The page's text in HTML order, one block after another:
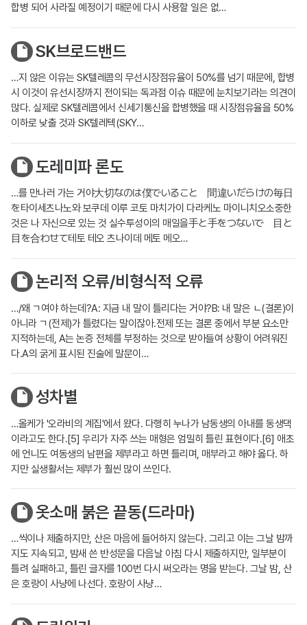
합병 되어 사라질 예정이기 때문에 다시 사용할 일은 없…
SK브로드밴드
…지 않은 이유는 SK텔레콤의 무선시장점유율이 50%를 넘기 때문에, 합병
시 이것이 유선시장까지 전이되는 독과점 이슈 때문에 눈치보기라는 의견이
많다. 실제로 SK텔레콤에서 신세기통신을 합병했을 때 시장점유율을 50%
이하로 낮출 것과 SK텔레텍(SKY…
도레미파 론도
…를 만나러 가는 거야大切なのは僕でいること 間違いだらけの毎日
を타이세츠나노와 보쿠데 이루 코토 마치가이 다라케노 마이니치오소중한
것은 나 자신으로 있는 것 실수투성이의 매일을手と手をつないで 目と
目を合わせて테토 테오 츠나이데 메토 메오…
논리적 오류/비형식적 오류
…/왜 ㄱ여야 하는데?A: 지금 내 말이 틀리다는 거야?B: 내 말은 ㄴ(결론)이
아니라 ㄱ(전제)가 틀렸다는 말이잖아.전제 또는 결론 중에서 부분 요소만
지적하는데, A는 논증 전체를 부정하는 것으로 받아들여 상황이 어려워진
다.A의 굵게 표시된 진술에 말문이…
성차별
…올케가 '오라비의 계집'에서 왔다. 다행히 누나가 남동생의 아내를 동생댁
이라고도 한다.[5] 우리가 자주 쓰는 매형은 엄밀히 틀린 표현이다.[6] 애초
에 언니도 여동생의 남편을 제부라고 하면 틀리며, 매부라고 해야 옳다. 하
지만 실생활서는 제부가 훨씬 많이 쓰인다.
옷소매 붉은 끝동(드라마)
…씩이나 제출하지만, 산은 마음에 들어하지 않는다. 그리고 이는 그날 밤까
지도 지속되고, 밤새 쓴 반성문을 다음날 아침 다시 제출하지만, 일부분이
틀려 실패하고, 틀린 글자를 100번 다시 써오라는 명을 받는다. 그날 밤, 산
은 호랑이 사냥에 나선다. 호랑이 사냥…